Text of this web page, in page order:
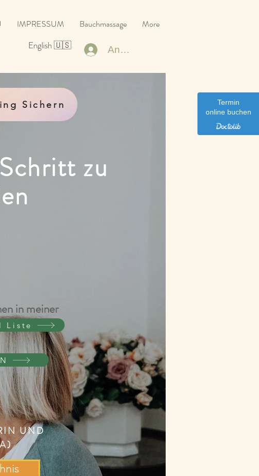
IMPRESSUM Bauchmassage More
Anmelden
English 🇺🇸
Sichern
zu
in meiner
Liste
UND
Termin
online buchen